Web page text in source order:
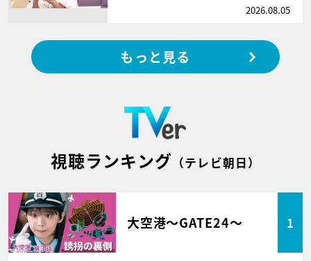
2026.08.05
もっと見る
視聴ランキング （テレビ朝日）
大空港～GATE24～ 1